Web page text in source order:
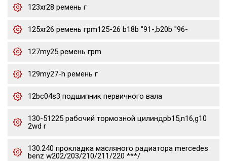
123xr28 ремень г
125xr26 ремень грm125-26 b18b "91-,b20b "96-
127my25 ремень грm
129my27-h ремень г
12bc04s3 подшипник первичного вала
130-51225 рабочий тормозной цилиндрb15,n16,g10
2wd r
130.240 прокладка масляного радиатора mercedes
benz w202/203/210/211/220 ***/